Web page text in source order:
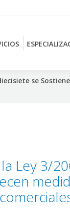
se
Ley 3/